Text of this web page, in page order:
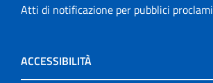
Atti di notificazione per pubblici proclami
ACCESSIBILITÀ